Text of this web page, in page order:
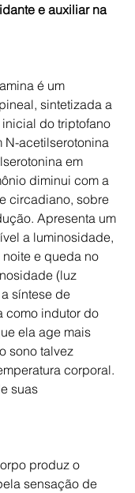
e auxiliar na
é um
sintetizada a
do triptofano
N-acetilserotonina
em
diminui com a
circadiano, sobre
Apresenta um
a luminosidade,
e queda no
(luz
síntese de
como indutor do
ela age mais
sono talvez
corporal.
suas
produz o
sensação de